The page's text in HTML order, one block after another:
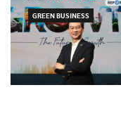
GREEN BUSINESS